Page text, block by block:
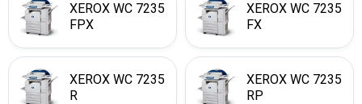
XEROX WC 7235
FPX
XEROX WC 7235
FX
XEROX WC 7235
R
XEROX WC 7235
RP